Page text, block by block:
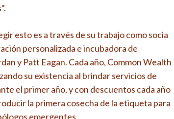
esto es a través de su trabajo como socia
personalizada e incubadora de
y Patt Eagan. Cada año, Common Wealth
su existencia al brindar servicios de
el primer año, y con descuentos cada año
la primera cosecha de la etiqueta para
emergentes.